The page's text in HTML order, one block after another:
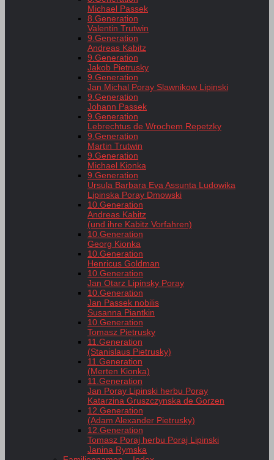
Michael Passek
8.Generation
Valentin Trutwin
9.Generation
Andreas Kabitz
9.Generation
Jakob Pietrusky
9.Generation
Jan Michal Poray Slawnikow Lipinski
9.Generation
Johann Passek
9.Generation
Lebrechtus de Wrochem Repetzky
9.Generation
Martin Trutwin
9.Generation
Michael Kionka
9.Generation
Ursula Barbara Eva Assunta Ludowika
Lipinska Poray Dmowski
10.Generation
Andreas Kabitz
(und ihre Kabitz Vorfahren)
10.Generation
Georg Kionka
10.Generation
Henricus Goldman
10.Generation
Jan Otarz Lipinsky Poray
10.Generation
Jan Passek nobilis
Susanna Piantkin
10.Generation
Tomasz Pietrusky
11.Generation
(Stanislaus Pietrusky)
11.Generation
(Merten Kionka)
11.Generation
Jan Poray Lipinski herbu Poray
Katarzina Gruszczynska de Gorzen
12.Generation
(Adam Alexander Pietrusky)
12.Generation
Tomasz Poraj herbu Poraj Lipinski
Janina Rymska